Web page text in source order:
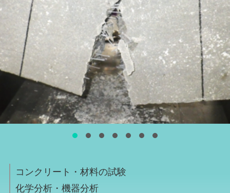
コンクリート・材料の試験
化学分析・機器分析